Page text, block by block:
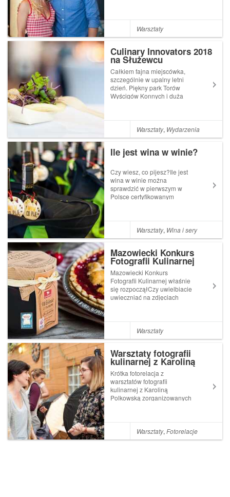
miejsce na kulturalnej mapie
Warszawy, kształtując zdrowe
Warsztaty
Culinary Innovators 2018
na Służewcu
Całkiem fajna miejscówka,
szczególnie w upalny letni
dzień. Piękny park Torów
Wyścigów Konnych i duża
podczas Culinary Innovators
2018 na Służewcu,
szeroko r...
Warsztaty, Wydarzenia
Ile jest wina w winie?
Czy wiesz, co pijesz?Ile jest
wina w winie można
sprawdzić w pierwszym w
Polsce certyfikowanym
konsumenci nie będą już
musieli wysyłać próbek wina
To, cz...
Warsztaty, Wina i sery
Mazowiecki Konkurs
Fotografii Kulinarnej
Mazowiecki Konkurs
Fotografii Kulinarnej właśnie
się rozpocząłCzy uwielbiacie
uwieczniać na zdjęciach
produktów? A może jesteście
pasjonatami kuchni
M...
Warsztaty
Warsztaty fotografii
kulinarnej z Karoliną
Polkowską
Krótka fotorelacja z
warsztatów fotografii
kulinarnej z Karoliną
Polkowską zorganizowanych
Warsztaty,Fotorelacje